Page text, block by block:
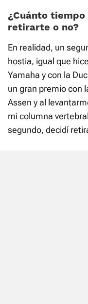
¿Cuánto
retirarte o no?
En realidad, un
hostia, igual que
Yamaha y con la
un gran premio con
Assen y al
mi columna
segundo, decidí